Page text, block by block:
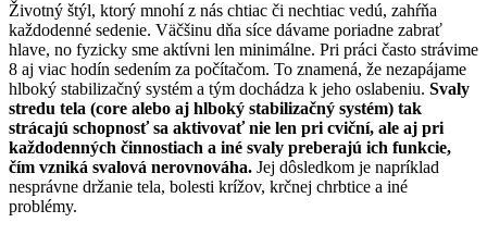
Životný štýl, ktorý mnohí z nás chtiac či nechtiac vedú, zahŕňa
každodenné sedenie. Väčšinu dňa síce dávame poriadne zabrať
hlave, no fyzicky sme aktívni len minimálne. Pri práci často strávime
8 aj viac hodín sedením za počítačom. To znamená, že nezapájame
hlboký stabilizačný systém a tým dochádza k jeho oslabeniu. Svaly
stredu tela (core alebo aj hlboký stabilizačný systém) tak
strácajú schopnosť sa aktivovať nie len pri cviční, ale aj pri
každodenných činnostiach a iné svaly preberajú ich funkcie,
čím vzniká svalová nerovnováha. Jej dôsledkom je napríklad
nesprávne držanie tela, bolesti krížov, krčnej chrbtice a iné
problémy.